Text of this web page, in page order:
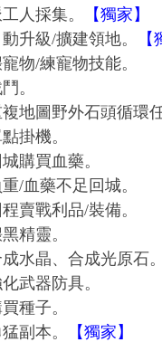
人採集。
【獨家】
升級/擴建領地。
物/練寵物技能。
。
地圖野外石頭循環
掛機。
購買血藥。
/血藥不足回城。
賣戰利品/裝備。
精靈。
水晶、合成光原石
武器防具。
種子。
副本。
【獨家】